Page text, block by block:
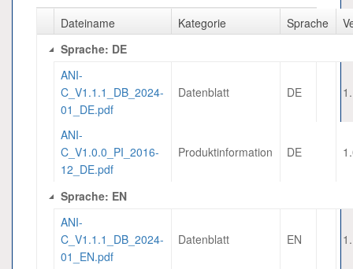
Dateiname
Kategorie Sprache
Sprache: DE
ANI-
C_V1.1.1_DB_2024-
01_DE.pdf
Datenblatt DE
ANI-
C_V1.0.0_PI_2016-
12_DE.pdf
Produktinformation DE
Sprache: EN
ANI-
C_V1.1.1_DB_2024-
01_EN.pdf
Datenblatt EN